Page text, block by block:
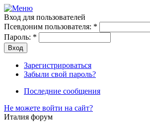
Вход для пользователей
Псевдоним пользователя: *
Пароль: *
Зарегистрироваться
Забыли свой пароль?
Последние сообщения
Не можете войти на сайт?
Италия форум